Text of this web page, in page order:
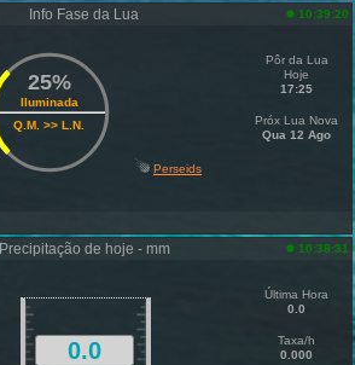
Info Fase da Lua 10:39:20
25%
Iluminada
Q.M. >> L.N.
Pôr da Lua
Hoje
17:25
Próx Lua Nova
Qua 12 Ago
Perseids
Precipitação de hoje - mm 10:38:31
0.0
Última Hora
0.0
Taxa/h
0.000